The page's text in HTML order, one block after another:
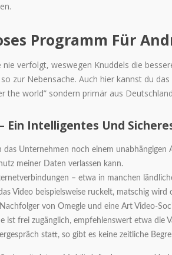
Programm Für
verfolgt, weswegen Knuddels die
zur Nebensache. Auch hier kannst du
the world” sondern primär aus
Ein Intelligentes Und
das Unternehmen noch einem
meiner Daten verlassen kann.
– etwa in manchen
Video beispiels­weise ruckelt, matschig wird
von Omegle und eine Art Video-
ist frei zugänglich, empfehlenswert etwa die
statt, so gibt es keine zeitliche